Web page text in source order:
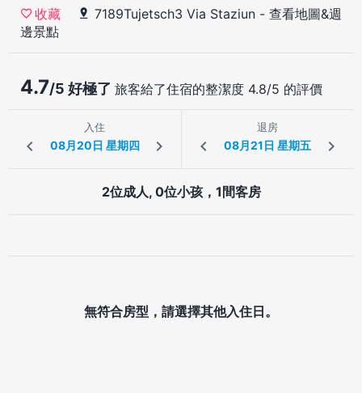
收藏 7189Tujetsch3 Via Staziun - 查看地圖&週
邊景點
4.7/5 好極了 旅客給了住宿的整潔度 4.8/5 的評價
入住 退房
2位成人, 0位小孩，1間客房
無符合房型，請選擇其他入住日。